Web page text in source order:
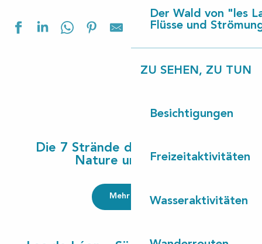
Der Wald von "les
Flüsse und
ZU SEHEN, ZU TUN
Besichtigungen
Freizeitaktivitäten
Wasseraktivitäten
Ajouter aux
Village Vacances les Chênes de Léon
Die 7 Strände der Côte Landes
Nature und Surfen
Mehr lesen